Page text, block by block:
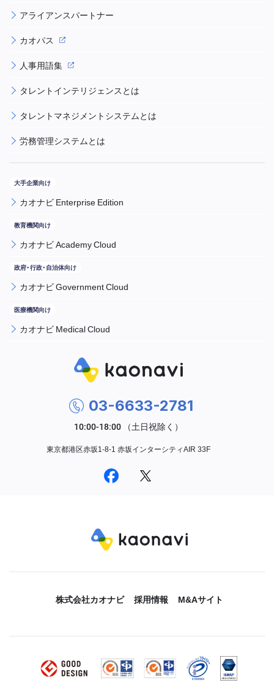
アライアンスパートナー
カオパス
人事用語集
タレントインテリジェンスとは
タレントマネジメントシステムとは
労務管理システムとは
カオナビ Enterprise Edition
カオナビ Academy Cloud
カオナビ Government Cloud
カオナビ Medical Cloud
03-6633-2781
東京都港区赤坂1-8-1 赤坂インターシティAIR 33F
株式会社カオナビ 採用情報 M&Aサイト